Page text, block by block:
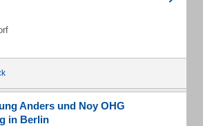
Anders und Noy OHG
in Berlin